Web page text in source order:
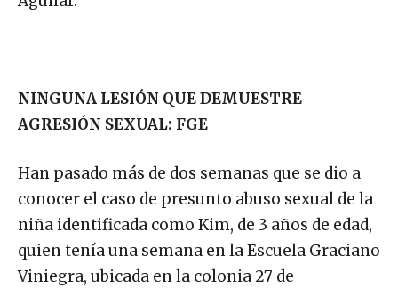
NINGUNA LESIÓN QUE DEMUESTRE
AGRESIÓN SEXUAL: FGE
Han pasado más de dos semanas que se dio a
conocer el caso de presunto abuso sexual de la
niña identificada como Kim, de 3 años de edad,
quien tenía una semana en la Escuela Graciano
Viniegra, ubicada en la colonia 27 de